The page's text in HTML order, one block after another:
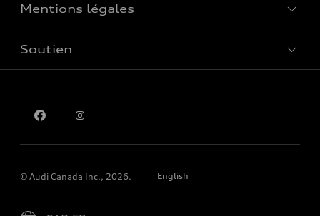
Mentions légales
Soutien
© Audi Canada Inc., 2026. English